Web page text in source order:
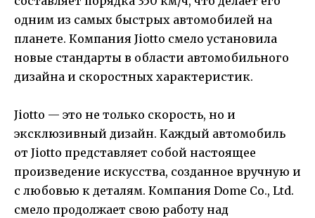
одним из самых быстрых автомобилей на
планете. Компания Jiotto смело установила
новые стандарты в области автомобильного
дизайна и скоростных характеристик.
Jiotto — это не только скорость, но и
эксклюзивный дизайн. Каждый автомобиль
от Jiotto представляет собой настоящее
произведение искусства, созданное вручную и
с любовью к деталям. Компания Dome Co., Ltd.
смело продолжает свою работу над